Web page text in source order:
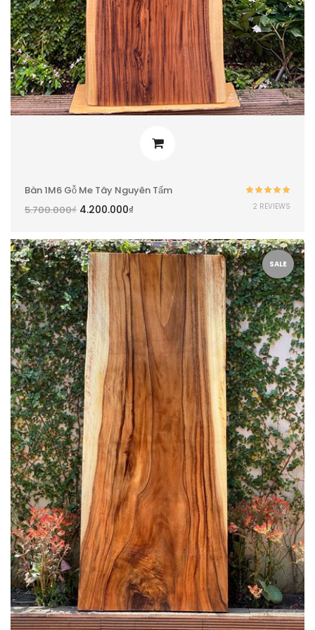
Bàn 1M6 Gỗ Me Tây Nguyên Tấm
5.700.000₫ 4.200.000₫
Được xếp
hạng5.00 5
2 REVIEWS
SALE